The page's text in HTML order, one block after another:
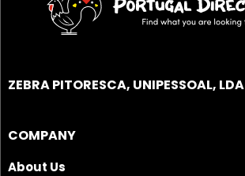
ZEBRA PITORESCA, UNIPESSOAL, LDA
COMPANY
About Us